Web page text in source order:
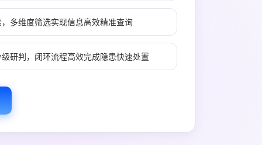
多维度筛选实现信息高效精准查询
研判，闭环流程高效完成隐患快速处置